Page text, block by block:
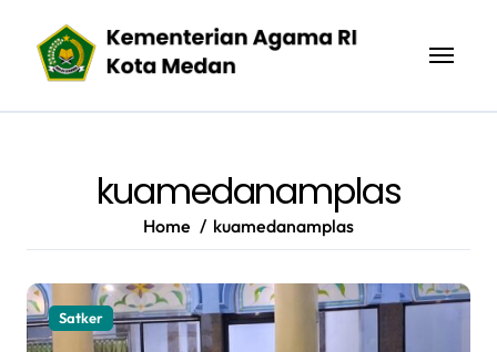
content
kuamedanamplas
Home kuamedanamplas
Satker